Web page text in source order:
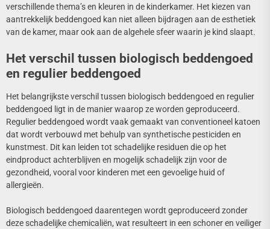
verschillende thema’s en kleuren in de kinderkamer. Het kiezen van
aantrekkelijk beddengoed kan niet alleen bijdragen aan de esthetiek
van de kamer, maar ook aan de algehele sfeer waarin je kind slaapt.
Het verschil tussen biologisch beddengoed
en regulier beddengoed
Het belangrijkste verschil tussen biologisch beddengoed en regulier
beddengoed ligt in de manier waarop ze worden geproduceerd.
Regulier beddengoed wordt vaak gemaakt van conventioneel katoen
dat wordt verbouwd met behulp van synthetische pesticiden en
kunstmest. Dit kan leiden tot schadelijke residuen die op het
eindproduct achterblijven en mogelijk schadelijk zijn voor de
gezondheid, vooral voor kinderen met een gevoelige huid of
allergieën.
Biologisch beddengoed daarentegen wordt geproduceerd zonder
deze schadelijke chemicaliën, wat resulteert in een schoner en veiliger